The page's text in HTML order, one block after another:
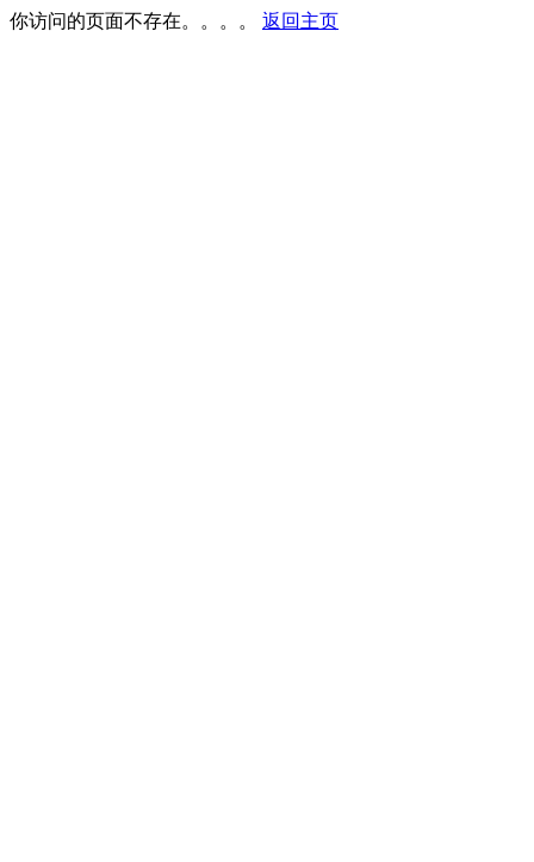
你访问的页面不存在。。。。 返回主页